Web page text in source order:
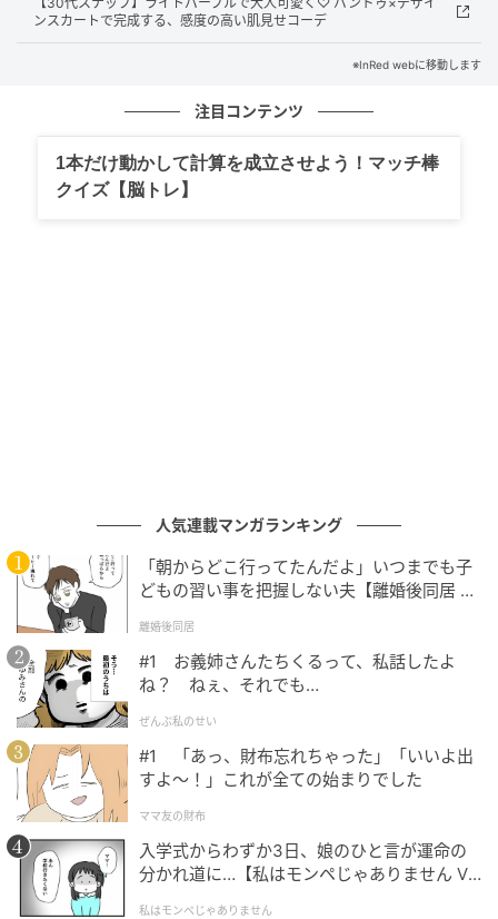
楽しむ
インレッドウェブ
可憐な花柄、ギンガムチェックに繊細レースで甘さを
盛り込んだ旬顔キャミは、あえてラフなTシャツにさら
りと重ねて大人の余裕を。レースキャミソール
￥12,100（スローブ イエナ／スローブ イエナ 自由が
丘店） プリントTシャツ￥13,200（ジェーン スミス／
ンスカートで完成する、感度の高い肌見せコーデ
※InRed webに移動します
注目コンテンツ
1本だけ動かして計算を成立させよう！マッチ棒
クイズ【脳トレ】
人気連載マンガランキング
「朝からどこ行ってたんだよ」いつまでも子
どもの習い事を把握しない夫【離婚後同居 Vo
離婚後同居
#1 お義姉さんたちくるって、私話したよ
ね？ ねぇ、それでも…
ぜんぶ私のせい
#1 「あっ、財布忘れちゃった」「いいよ出
すよ〜！」これが全ての始まりでした
ママ友の財布
入学式からわずか3日、娘のひと言が運命の
分かれ道に…【私はモンペじゃありません Vo
私はモンペじゃありません